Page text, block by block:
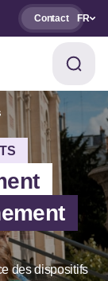
Contact FR
des dispositifs